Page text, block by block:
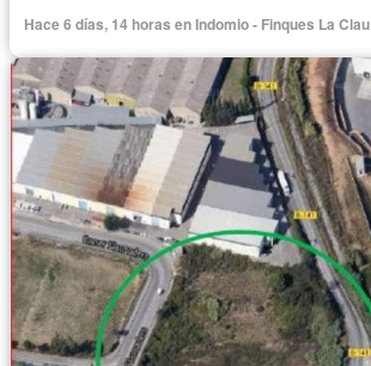
Hace 6 días, 14 horas en Indomio - Finques La Clau